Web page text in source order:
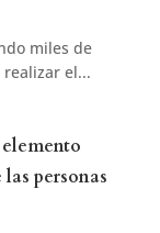
miles de
el...
personas